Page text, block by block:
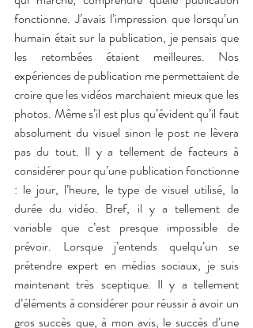
fonctionne. J’avais l’impression que lorsqu’un
humain était sur la publication, je pensais que
les retombées étaient meilleures. Nos
expériences de publication me permettaient de
croire que les vidéos marchaient mieux que les
photos. Même s’il est plus qu’évident qu’il faut
absolument du visuel sinon le post ne lèvera
pas du tout. Il y a tellement de facteurs à
considérer pour qu’une publication fonctionne
: le jour, l’heure, le type de visuel utilisé, la
durée du vidéo. Bref, il y a tellement de
variable que c’est presque impossible de
prévoir. Lorsque j’entends quelqu’un se
prétendre expert en médias sociaux, je suis
maintenant très sceptique. Il y a tellement
d’éléments à considérer pour réussir à avoir un
gros succès que, à mon avis, le succès d’une